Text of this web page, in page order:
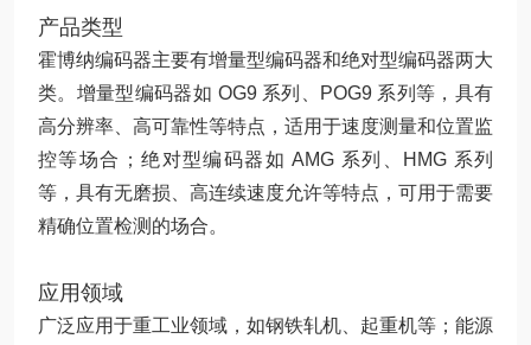
产品类型
霍博纳编码器主要有增量型编码器和绝对型编码器两大
类。增量型编码器如 OG9 系列、POG9 系列等，具有
高分辨率、高可靠性等特点，适用于速度测量和位置监
控等场合；绝对型编码器如 AMG 系列、HMG 系列
等，具有无磨损、高连续速度允许等特点，可用于需要
精确位置检测的场合。
应用领域
广泛应用于重工业领域，如钢铁轧机、起重机等；能源